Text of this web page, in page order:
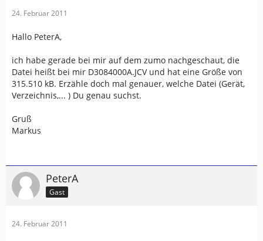
24. Februar 2011
Hallo PeterA,
ich habe gerade bei mir auf dem zumo nachgeschaut, die
Datei heißt bei mir D3084000A.JCV und hat eine Größe von
315.510 kB. Erzähle doch mal genauer, welche Datei (Gerät,
Verzeichnis,... ) Du genau suchst.
Gruß
Markus
PeterA
Gast
24. Februar 2011